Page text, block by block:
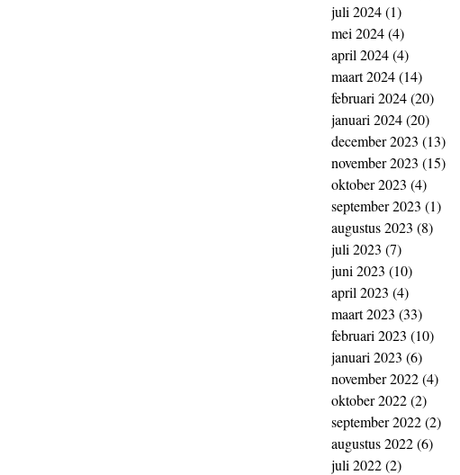
juli 2024(1)
mei 2024(4)
april 2024(4)
maart 2024(14)
februari 2024(20)
januari 2024(20)
december 2023 (13)
november 2023 (15)
oktober 2023 (4)
september 2023 (1)
augustus 2023 (8)
juli 2023 (7)
juni 2023 (10)
april 2023 (4)
maart 2023 (33)
februari 2023 (10)
januari 2023 (6)
november 2022(4)
oktober 2022(2)
september 2022(2)
augustus 2022(6)
juli 2022(2)